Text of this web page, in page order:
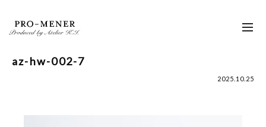
content
az-hw-002-7
2025.10.25